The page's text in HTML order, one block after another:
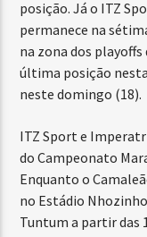
posição. Já o ITZ
permanece na
na zona dos
última posição
neste domingo (18).
ITZ Sport e
do Campeonato
Enquanto o
no Estádio
Tuntum a partir das